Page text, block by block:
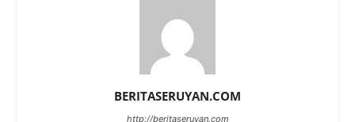
BERITASERUYAN.COM
http://beritaseruyan.com